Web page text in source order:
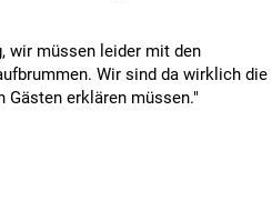
wir müssen leider mit den
Wir sind da wirklich die
Gästen erklären müssen."